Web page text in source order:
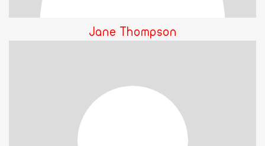
Jane Thompson